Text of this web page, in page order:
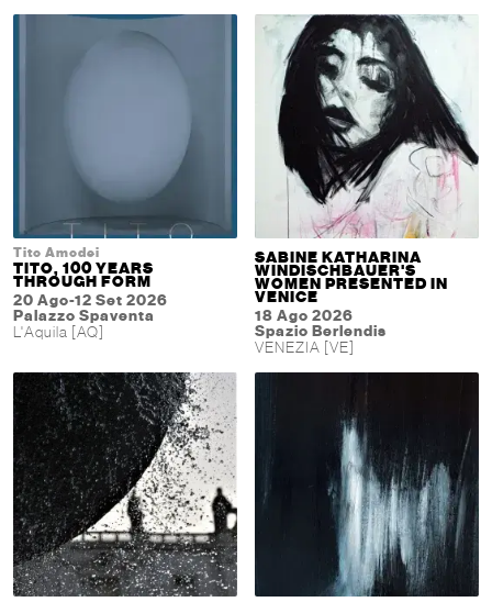
Tito Amodei
TITO, 100 YEARS
THROUGH FORM
20 Ago-12 Set 2026
Palazzo Spaventa
L'Aquila [AQ]
SABINE KATHARINA
WINDISCHBAUER'S
WOMEN PRESENTED IN
VENICE
18 Ago 2026
Spazio Berlendis
VENEZIA [VE]